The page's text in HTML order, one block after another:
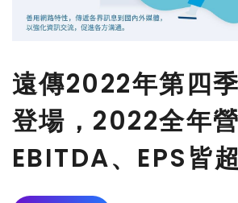
遠傳2022年第四
登場，2022全年
EBITDA、EPS皆